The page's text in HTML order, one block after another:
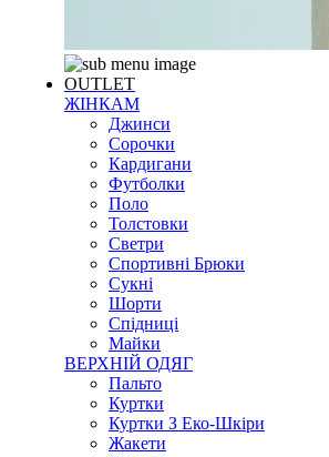
OUTLET
ЖІНКАМ
Джинси
Сорочки
Кардигани
Футболки
Поло
Толстовки
Светри
Спортивні Брюки
Сукні
Шорти
Спідниці
Майки
ВЕРХНІЙ ОДЯГ
Пальто
Куртки
Куртки З Еко-Шкіри
Жакети